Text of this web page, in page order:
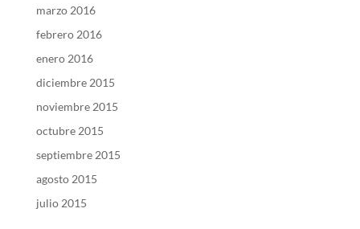
marzo 2016
febrero 2016
enero 2016
diciembre 2015
noviembre 2015
octubre 2015
septiembre 2015
agosto 2015
julio 2015